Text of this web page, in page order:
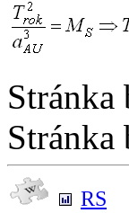
Stránka
Stránka
RS